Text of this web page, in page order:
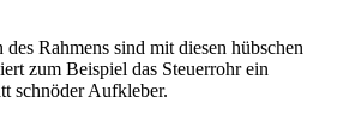
Rahmens sind mit diesen hübschen
zum Beispiel das Steuerrohr ein
schnöder Aufkleber.